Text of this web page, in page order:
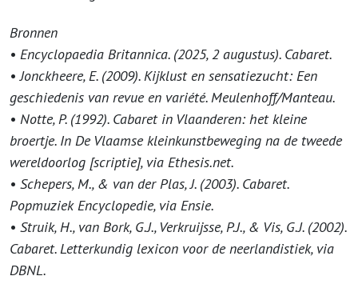
Bronnen
• Encyclopaedia Britannica. (2025, 2 augustus). Cabaret.
• Jonckheere, E. (2009). Kijklust en sensatiezucht: Een
geschiedenis van revue en variété. Meulenhoff/Manteau.
• Notte, P. (1992). Cabaret in Vlaanderen: het kleine
broertje. In De Vlaamse kleinkunstbeweging na de tweede
wereldoorlog [scriptie], via Ethesis.net.
• Schepers, M., & van der Plas, J. (2003). Cabaret.
Popmuziek Encyclopedie, via Ensie.
• Struik, H., van Bork, G.J., Verkruijsse, P.J., & Vis, G.J. (2002).
Cabaret. Letterkundig lexicon voor de neerlandistiek, via
DBNL.